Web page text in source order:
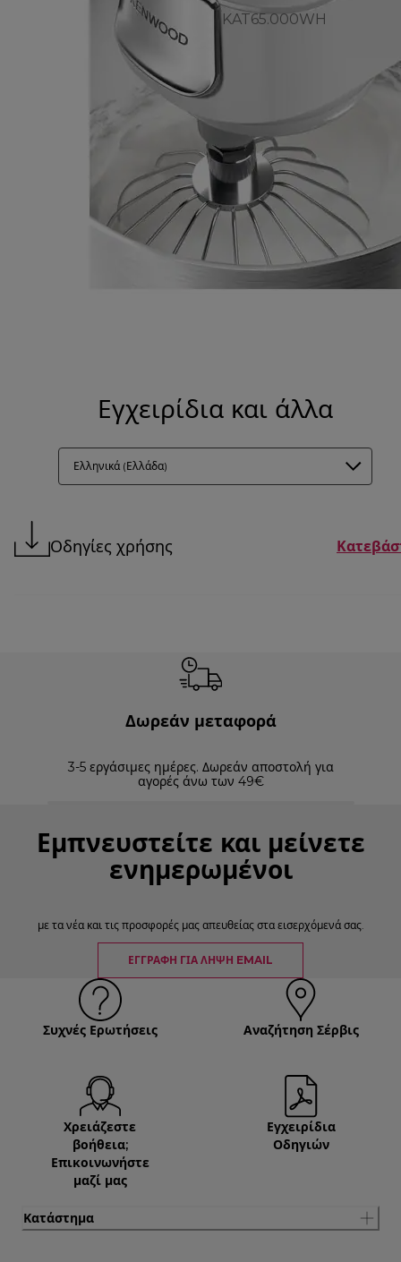
KAT65.000WH
Εγχειρίδια και άλλα
Ελληνικά (Ελλάδα)
Οδηγίες χρήσης
Δωρεάν μεταφορά
3-5 εργάσιμες ημέρες. Δωρεάν αποστολή για
αγορές άνω των 49€
Εμπνευστείτε και μείνετε
ενημερωμένοι
με τα νέα και τις προσφορές μας απευθείας στα εισερχόμενά σας.
ΕΓΓΡΑΦΉ ΓΙΑ ΛΉΨΗ EMAIL
Συχνές Ερωτήσεις Αναζήτηση Σέρβις
Χρειάζεστε
βοήθεια;
Επικοινωνήστε
μαζί μας
Εγχειρίδια
Οδηγιών
Κατάστημα